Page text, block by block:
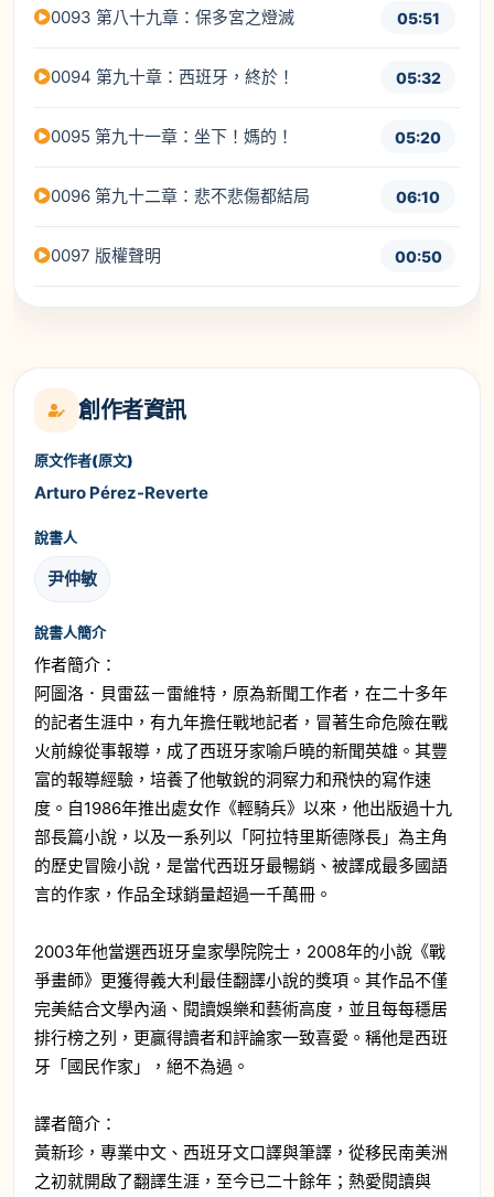
0093 第八十九章：保多宮之燈滅 05:51
0094 第九十章：西班牙，終於！ 05:32
0095 第九十一章：坐下！媽的！ 05:20
0096 第九十二章：悲不悲傷都結局 06:10
0097 版權聲明 00:50
創作者資訊
原文作者(原文)
Arturo Pérez-Reverte
說書人
尹仲敏
說書人簡介
作者簡介：
阿圖洛．貝雷茲－雷維特，原為新聞工作者，在二十多年
的記者生涯中，有九年擔任戰地記者，冒著生命危險在戰
火前線從事報導，成了西班牙家喻戶曉的新聞英雄。其豐
富的報導經驗，培養了他敏銳的洞察力和飛快的寫作速
度。自1986年推出處女作《輕騎兵》以來，他出版過十九
部長篇小說，以及一系列以「阿拉特里斯德隊長」為主角
的歷史冒險小說，是當代西班牙最暢銷、被譯成最多國語
言的作家，作品全球銷量超過一千萬冊。
2003年他當選西班牙皇家學院院士，2008年的小說《戰
爭畫師》更獲得義大利最佳翻譯小說的獎項。其作品不僅
完美結合文學內涵、閱讀娛樂和藝術高度，並且每每穩居
排行榜之列，更贏得讀者和評論家一致喜愛。稱他是西班
牙「國民作家」，絕不為過。
譯者簡介：
黃新珍，專業中文、西班牙文口譯與筆譯，從移民南美洲
之初就開啟了翻譯生涯，至今已二十餘年；熱愛閱讀與